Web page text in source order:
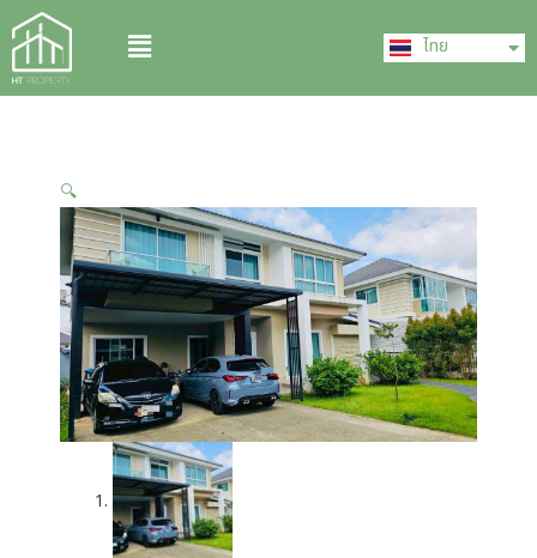
Skip
to
content
Menu ไทย
中文 (中国)
🔍